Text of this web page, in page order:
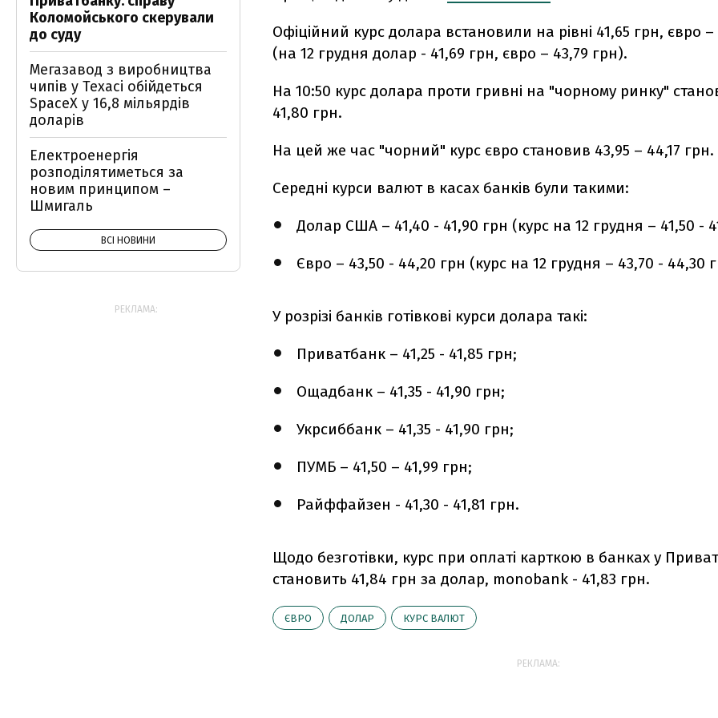
Офіційний курс долара встановили на рівні 41,65 грн, євро –
(на 12 грудня долар - 41,69 грн, євро – 43,79 грн).
На 10:50 курс долара проти гривні на "чорному ринку"
41,80 грн.
На цей же час "чорний" курс євро становив 43,95 – 44,17 грн.
Середні курси валют в касах банків були такими:
Долар США – 41,40 - 41,90 грн (курс на 12 грудня – 41,50 -
Євро – 43,50 - 44,20 грн (курс на 12 грудня – 43,70 - 44,30
У розрізі банків готівкові курси долара такі:
Приватбанк – 41,25 - 41,85 грн;
Ощадбанк – 41,35 - 41,90 грн;
Укрсиббанк – 41,35 - 41,90 грн;
ПУМБ – 41,50 – 41,99 грн;
Райффайзен - 41,30 - 41,81 грн.
Щодо безготівки, курс при оплаті карткою в банках у
становить 41,84 грн за долар, monobank - 41,83 грн.
ЄВРО ДОЛАР КУРС ВАЛЮТ
РЕКЛАМА:
Коломойського скерували
до суду
Мегазавод з виробництва
чипів у Техасі обійдеться
SpaceX у 16,8 мільярдів
доларів
Електроенергія
розподілятиметься за
новим принципом –
Шмигаль
ВСІ НОВИНИ
РЕКЛАМА: